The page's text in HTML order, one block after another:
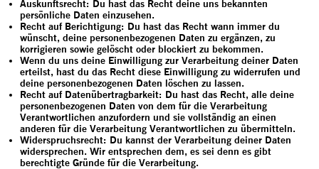
Auskunftsrecht: Du hast das Recht deine uns bekannten
persönliche Daten einzusehen.
Recht auf Berichtigung: Du hast das Recht wann immer du
wünscht, deine personenbezogenen Daten zu ergänzen, zu
korrigieren sowie gelöscht oder blockiert zu bekommen.
Wenn du uns deine Einwilligung zur Verarbeitung deiner Daten
erteilst, hast du das Recht diese Einwilligung zu widerrufen und
deine personenbezogenen Daten löschen zu lassen.
Recht auf Datenübertragbarkeit: Du hast das Recht, alle deine
personenbezogenen Daten von dem für die Verarbeitung
Verantwortlichen anzufordern und sie vollständig an einen
anderen für die Verarbeitung Verantwortlichen zu übermitteln.
Widerspruchsrecht: Du kannst der Verarbeitung deiner Daten
widersprechen. Wir entsprechen dem, es sei denn es gibt
berechtigte Gründe für die Verarbeitung.